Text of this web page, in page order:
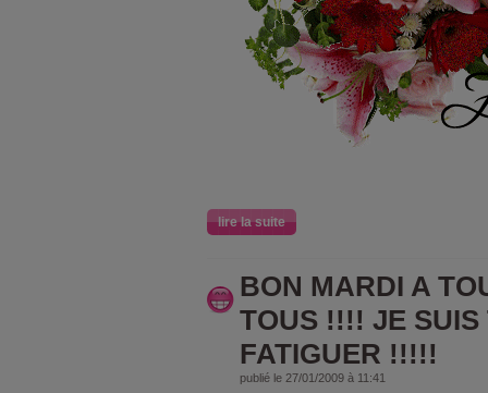
lire la suite
BON MARDI A
TOUS !!!! JE SUIS
FATIGUER !!!!!
publié le 27/01/2009 à 11:41